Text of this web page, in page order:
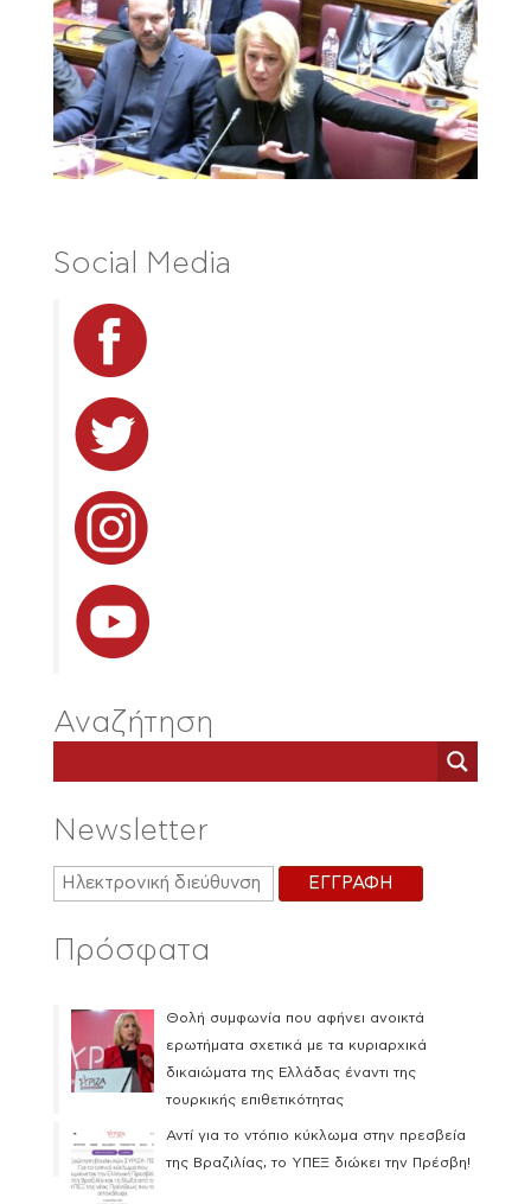
Social Media
Αναζήτηση
Newsletter
Πρόσφατα
Θολή συμφωνία που αφήνει ανοικτά
ερωτήματα σχετικά με τα κυριαρχικά
δικαιώματα της Ελλάδας έναντι της
τουρκικής επιθετικότητας
Αντί για το ντόπιο κύκλωμα στην πρεσβεία
της Βραζιλίας, το ΥΠΕΞ διώκει την Πρέσβη!